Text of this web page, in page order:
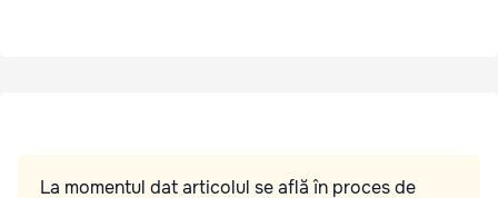
La momentul dat articolul se află în proces de